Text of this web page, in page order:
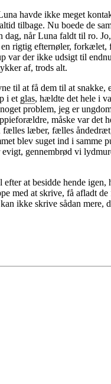
havde ikke meget
tilbage. Nu boede de
dag, når Luna faldt til ro.
rigtig efternøler, forkælet,
der ikke udsigt til
af, trods alt.
til at få dem til at
i et glas, hældte det hele i
problem, jeg er
måske var det
fælles læber, fælles
blev suget ind i samme
gennembrød vi
at besidde hende igen,
med at skrive, få afladt
ikke skrive sådan